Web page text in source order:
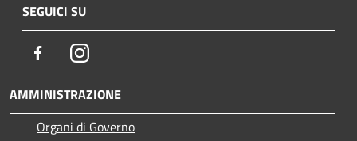
SEGUICI SU
FacebookInstagram
AMMINISTRAZIONE
Organi di Governo